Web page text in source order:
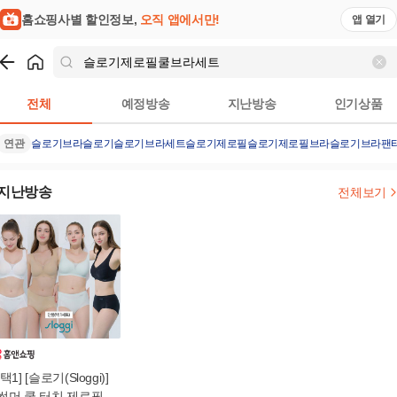
홈쇼핑사별 할인정보, 오직 앱에서만! 앱 열기
전체 예정방송 지난방송 인기상품
연관 슬로기브라슬로기 슬로기브라세트슬로기제로필 슬로기제로필브라슬로기브라팬
난방송 전체보기
1] [슬로기(Sloggi)]